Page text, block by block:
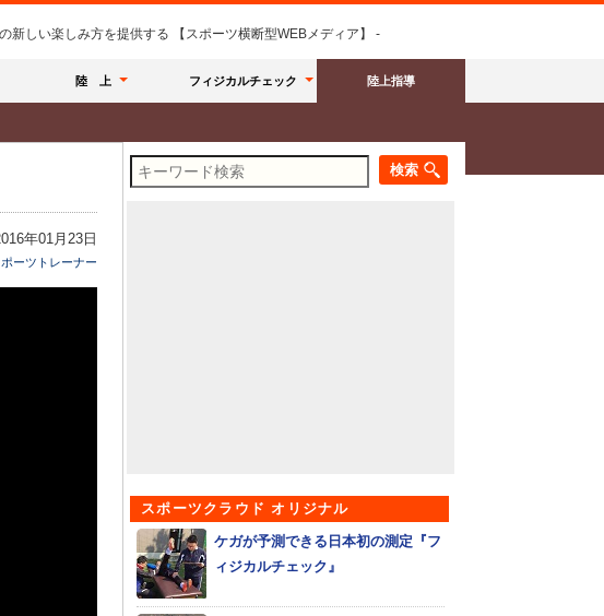
新しい楽しみ方を提供する 【スポーツ横断型WEBメディア】 -
陸 上 フィジカルチェック 陸上指導
年01月23日
ポーツトレーナー
スポーツクラウド オリジナル
ケガが予測できる日本初の測定『フ
ィジカルチェック』